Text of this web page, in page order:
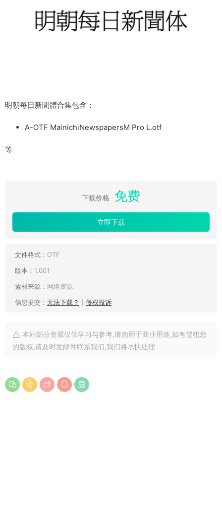
明朝每日新聞體合集包含：
A-OTF MainichiNewspapersM Pro L.otf
等
下载价格 免费
立即下载
文件格式： OTF
版本： 1.001
素材来源： 网络资源
信息提交： 无法下载？ 侵权投诉
本站部分资源仅供学习与参考,请勿用于商业用途,如有侵犯您
的版权,请及时发邮件联系我们,我们将尽快处理